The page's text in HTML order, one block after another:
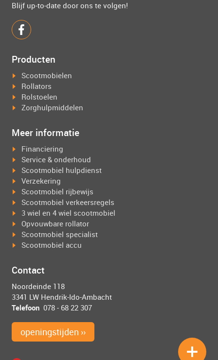
Blijf up-to-date door ons te volgen!
Producten
Scootmobielen
Rollators
Rolstoelen
Zorghulpmiddelen
Meer informatie
Financiering
Service & onderhoud
Scootmobiel hulpdienst
Verzekering
Scootmobiel rijbewijs
Scootmobiel verkeersregels
3 wiel en 4 wiel scootmobiel
Opvouwbare rollator
Scootmobiel specialist
Scootmobiel accu
Contact
Noordeinde 118
3341 LW Hendrik-Ido-Ambacht
Telefoon 078 - 68 22 307
openingstijden ››